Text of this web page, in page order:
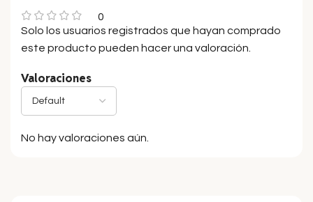
0
Valoraciones
No hay valoraciones aún.
Solo los usuarios registrados que hayan comprado
este producto pueden hacer una valoración.